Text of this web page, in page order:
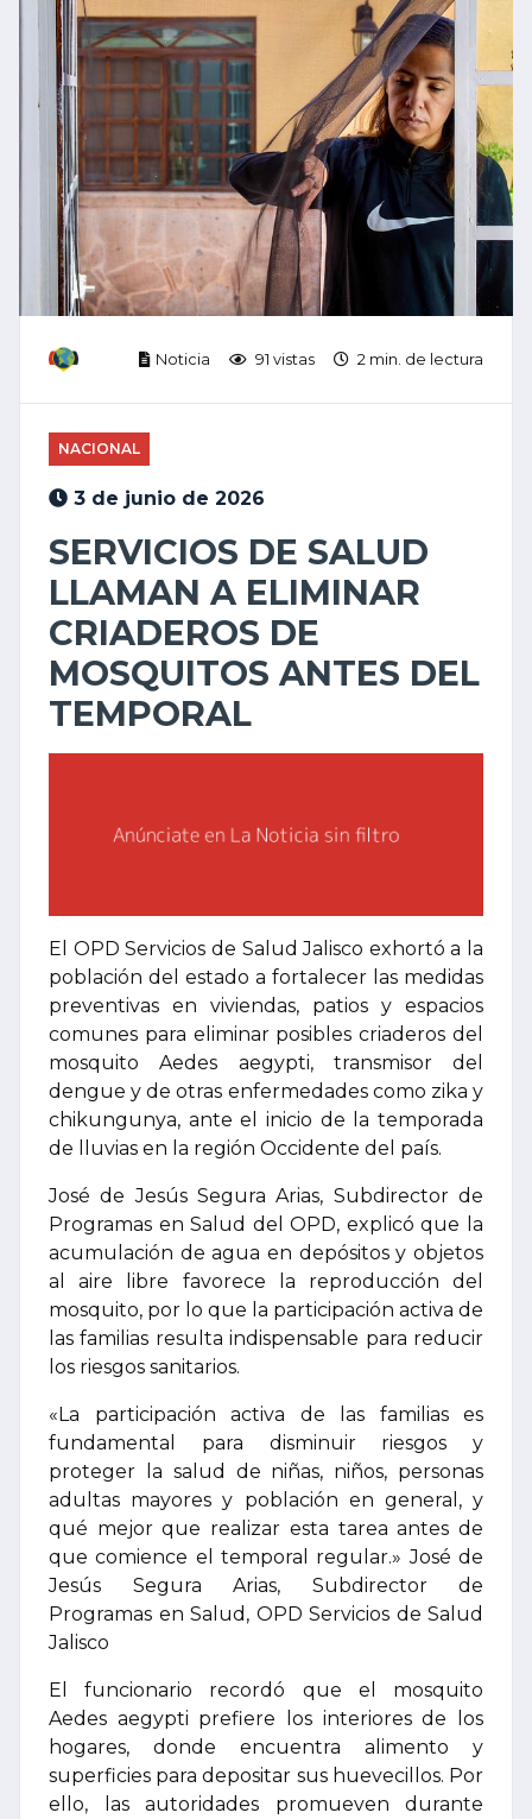
Noticia 91 vistas 2 min. de lectura
NACIONAL
3 de junio de 2026
SERVICIOS DE SALUD
LLAMAN A ELIMINAR
CRIADEROS DE
MOSQUITOS ANTES DEL
TEMPORAL
El OPD Servicios de Salud Jalisco exhortó a la
población del estado a fortalecer las medidas
preventivas en viviendas, patios y espacios
comunes para eliminar posibles criaderos del
mosquito Aedes aegypti, transmisor del
dengue y de otras enfermedades como zika y
chikungunya, ante el inicio de la temporada
de lluvias en la región Occidente del país.
José de Jesús Segura Arias, Subdirector de
Programas en Salud del OPD, explicó que la
acumulación de agua en depósitos y objetos
al aire libre favorece la reproducción del
mosquito, por lo que la participación activa de
las familias resulta indispensable para reducir
los riesgos sanitarios.
«La participación activa de las familias es
fundamental para disminuir riesgos y
proteger la salud de niñas, niños, personas
adultas mayores y población en general, y
qué mejor que realizar esta tarea antes de
que comience el temporal regular.» José de
Jesús Segura Arias, Subdirector de
Programas en Salud, OPD Servicios de Salud
Jalisco
El funcionario recordó que el mosquito
Aedes aegypti prefiere los interiores de los
hogares, donde encuentra alimento y
superficies para depositar sus huevecillos. Por
ello, las autoridades promueven durante